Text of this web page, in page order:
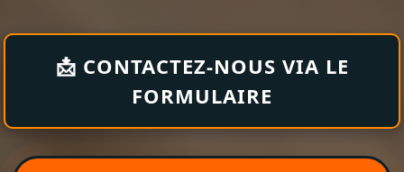
📩 CONTACTEZ-NOUS VIA LE
FORMULAIRE